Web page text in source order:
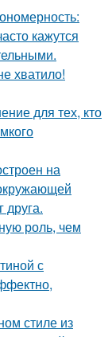
кажутся
хватило!
для тех, кто
на
друга.
роль, чем
с
стиле из